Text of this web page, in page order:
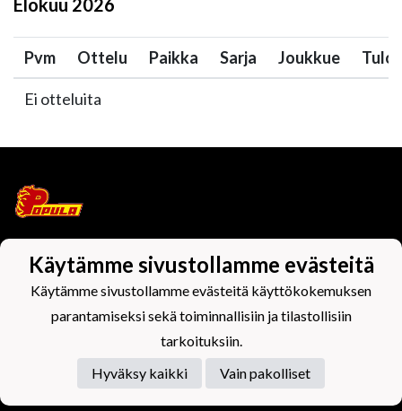
Elokuu 2026
Pvm Ottelu Paikka Sarja Joukkue Tulos
Ei otteluita
Tietosuojaseloste
Powered by
Käytämme sivustollamme evästeitä
Käytämme sivustollamme evästeitä käyttökokemuksen
parantamiseksi sekä toiminnallisiin ja tilastollisiin
tarkoituksiin.
Hyväksy kaikki
Vain pakolliset